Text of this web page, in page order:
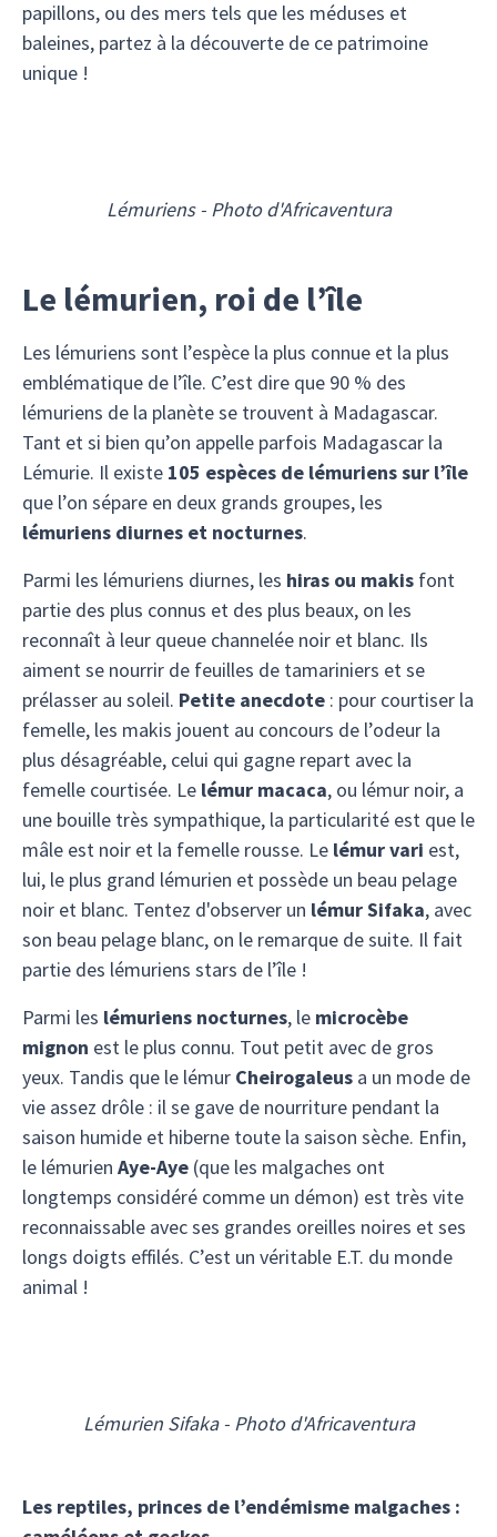
papillons, ou des mers tels que les méduses et
baleines, partez à la découverte de ce patrimoine
unique !
Lémuriens - Photo d'Africaventura
Le lémurien, roi de l’île
Les lémuriens sont l’espèce la plus connue et la plus
emblématique de l’île. C’est dire que 90 % des
lémuriens de la planète se trouvent à Madagascar.
Tant et si bien qu’on appelle parfois Madagascar la
Lémurie. Il existe 105 espèces de lémuriens sur l’île
que l’on sépare en deux grands groupes, les
lémuriens diurnes et nocturnes.
Parmi les lémuriens diurnes, les hiras ou makis font
partie des plus connus et des plus beaux, on les
reconnaît à leur queue channelée noir et blanc. Ils
aiment se nourrir de feuilles de tamariniers et se
prélasser au soleil. Petite anecdote : pour courtiser la
femelle, les makis jouent au concours de l’odeur la
plus désagréable, celui qui gagne repart avec la
femelle courtisée. Le lémur macaca, ou lémur noir, a
une bouille très sympathique, la particularité est que le
mâle est noir et la femelle rousse. Le lémur vari est,
lui, le plus grand lémurien et possède un beau pelage
noir et blanc. Tentez d'observer un lémur Sifaka, avec
son beau pelage blanc, on le remarque de suite. Il fait
partie des lémuriens stars de l’île !
Parmi les lémuriens nocturnes, le microcèbe
mignon est le plus connu. Tout petit avec de gros
yeux. Tandis que le lémur Cheirogaleus a un mode de
vie assez drôle : il se gave de nourriture pendant la
saison humide et hiberne toute la saison sèche. Enfin,
le lémurien Aye-Aye (que les malgaches ont
longtemps considéré comme un démon) est très vite
reconnaissable avec ses grandes oreilles noires et ses
longs doigts effilés. C’est un véritable E.T. du monde
animal !
Lémurien Sifaka - Photo d'Africaventura
Les reptiles, princes de l’endémisme malgaches :